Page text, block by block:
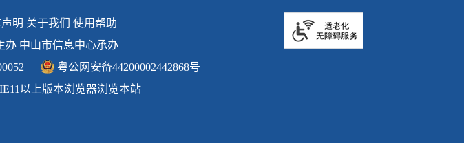
明 关于我们
使用帮助
办 中山市信息中心承办
粤公网安备44200002442868号
以上版本浏览器浏览本站